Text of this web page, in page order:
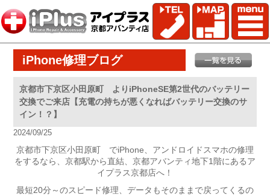
iPhone修理ブログ
京都市下京区小田原町 よりiPhoneSE第2世代のバッテリー
交換でご来店【充電の持ちが悪くなればバッテリー交換のサ
イン！？】
2024/09/25
京都市下京区小田原町 でiPhone、アンドロイドスマホの修理
をするなら、京都駅から直結、京都アバンティ地下1階にあるア
イプラス京都店へ！
最短20分～のスピード修理、データもそのままで戻ってくるの